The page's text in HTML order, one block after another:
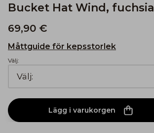
Bucket Hat Wind, fuchsia
69,90 €
Måttguide för kepsstorlek
Välj:
Lägg i varukorgen